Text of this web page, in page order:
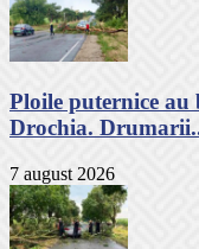
Ploile puternice au
Drochia.
7 august 2026